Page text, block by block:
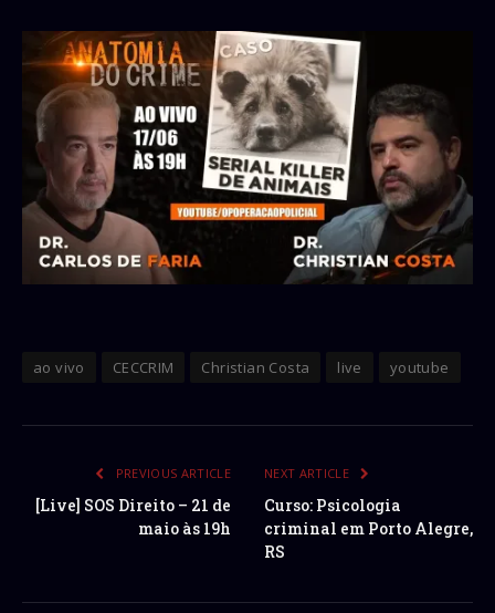
ao vivo CECCRIM Christian Costa live youtube
PREVIOUS ARTICLE
[Live] SOS Direito – 21 de
maio às 19h
NEXT ARTICLE
Curso: Psicologia
criminal em Porto Alegre,
RS